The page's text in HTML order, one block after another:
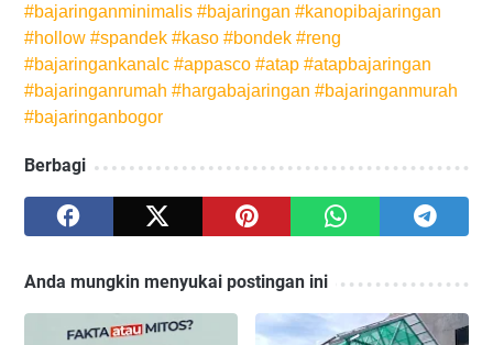
#bajaringanminimalis #bajaringan #kanopibajaringan
#hollow #spandek #kaso #bondek #reng
#bajaringankanalc #appasco #atap #atapbajaringan
#bajaringanrumah #hargabajaringan #bajaringanmurah
#bajaringanbogor
Berbagi
Anda mungkin menyukai postingan ini